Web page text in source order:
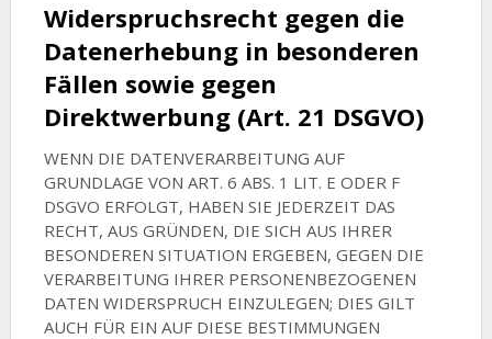
Widerspruchsrecht gegen die
Datenerhebung in besonderen
Fällen sowie gegen
Direktwerbung (Art. 21 DSGVO)
WENN DIE DATENVERARBEITUNG AUF
GRUNDLAGE VON ART. 6 ABS. 1 LIT. E ODER F
DSGVO ERFOLGT, HABEN SIE JEDERZEIT DAS
RECHT, AUS GRÜNDEN, DIE SICH AUS IHRER
BESONDEREN SITUATION ERGEBEN, GEGEN DIE
VERARBEITUNG IHRER PERSONENBEZOGENEN
DATEN WIDERSPRUCH EINZULEGEN; DIES GILT
AUCH FÜR EIN AUF DIESE BESTIMMUNGEN